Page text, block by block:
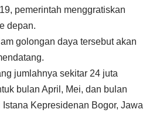
pemerintah menggratiskan
depan.
golongan daya tersebut akan
jumlahnya sekitar 24 juta
bulan April, Mei, dan bulan
Kepresidenan Bogor, Jawa